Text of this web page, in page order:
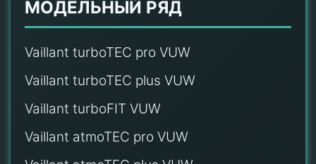
МОДЕЛЬНЫЙ РЯД
Vaillant turboTEC pro VUW
Vaillant turboTEC plus VUW
Vaillant turboFIT VUW
Vaillant atmoTEC pro VUW